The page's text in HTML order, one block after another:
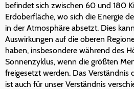
befindet sich zwischen 60 und 180
Erdoberfläche, wo sich die Energie
in der Atmosphäre absetzt. Dies
Auswirkungen auf die oberen
haben, insbesondere während des
Sonnenzyklus, wenn die größten
freigesetzt werden. Das Verständnis
ist auch für unser Verständnis